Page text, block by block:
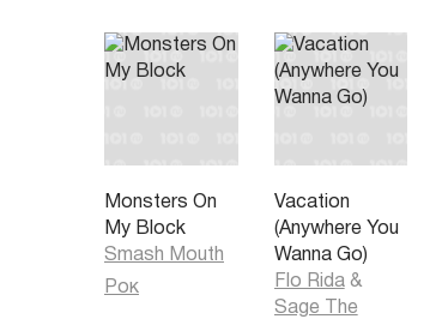
Monsters On
My Block
Smash Mouth
Рок
Vacation
(Anywhere You
Wanna Go)
Flo Rida &
Sage The